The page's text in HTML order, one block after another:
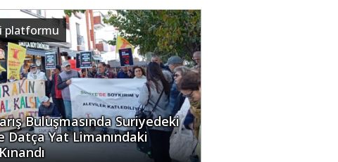
platformu
Buluşmasında Suriyedeki
Datça Yat Limanındaki